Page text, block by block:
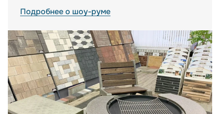
Подробнее о шоу-руме